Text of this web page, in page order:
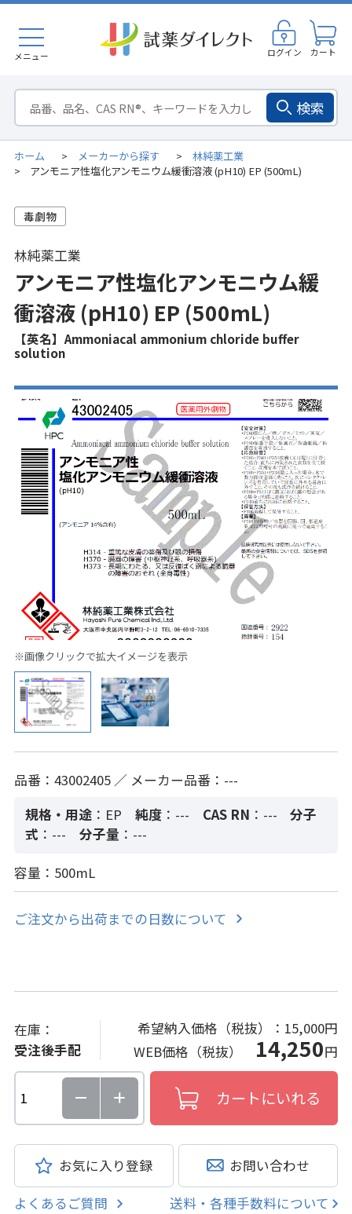
メニュー ログイン カート
検索
ホーム > メーカーから探す > 林純薬工業
> アンモニア性塩化アンモニウム緩衝溶液 (pH10) EP (500mL)
林純薬工業
アンモニア性塩化アンモニウム緩
衝溶液 (pH10) EP (500mL)
【英名】Ammoniacal ammonium chloride buffer
solution
※画像クリックで拡大イメージを表示
品番：43002405 ／ メーカー品番：---
規格・用途 ：EP 純度：--- CAS RN ：---
分子
式 ：--- 分子量 ：---
容量：500mL
ご注文から出荷までの日数について
在庫：
受注後手配
希望納入価格（税抜）： 15,000円
WEB価格（税抜） 14,250円
お気に入り登録 お問い合わせ
よくあるご質問 送料・各種手数料について